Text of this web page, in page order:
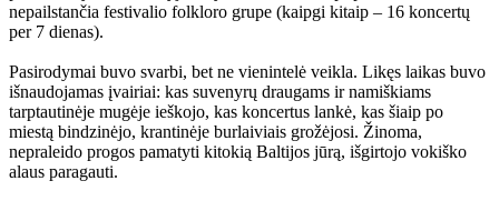
nepailstančia festivalio folkloro grupe (kaipgi kitaip – 16 koncertų
per 7 dienas).
Pasirodymai buvo svarbi, bet ne vienintelė veikla. Likęs laikas buvo
išnaudojamas įvairiai: kas suvenyrų draugams ir namiškiams
tarptautinėje mugėje ieškojo, kas koncertus lankė, kas šiaip po
miestą bindzinėjo, krantinėje burlaiviais grožėjosi. Žinoma,
nepraleido progos pamatyti kitokią Baltijos jūrą, išgirtojo vokiško
alaus paragauti.